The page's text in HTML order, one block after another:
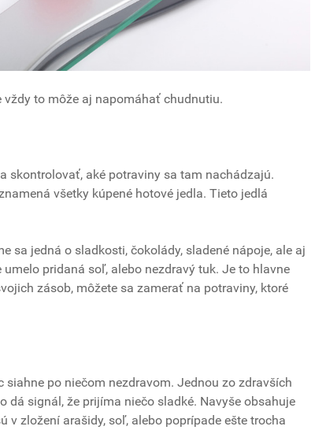
vždy to môže aj napomáhať chudnutiu.
skontrolovať, aké potraviny sa tam nachádzajú.
všetky kúpené hotové jedla. Tieto jedlá
sa jedná o sladkosti, čokolády, sladené nápoje, ale aj
pridaná soľ, alebo nezdravý tuk. Je to hlavne
zásob, môžete sa zamerať na potraviny, ktoré
po niečom nezdravom. Jednou zo zdravších
dá signál, že prijíma niečo sladké. Navyše obsahuje
v zložení arašidy, soľ, alebo poprípade ešte trocha